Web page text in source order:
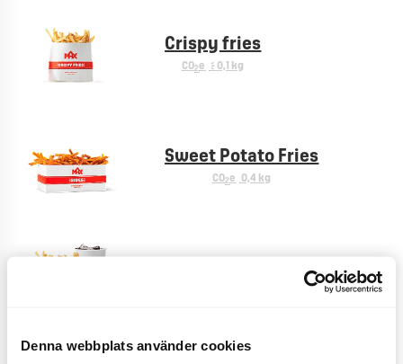
Denna webbplats använder cookies
Crispy fries
CO2e < 0,1 kg
Sweet Potato Fries
CO2e 0,4 kg